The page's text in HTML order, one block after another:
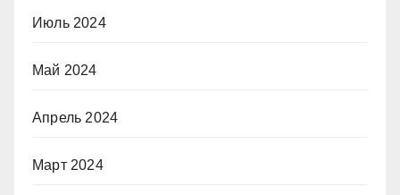
Июль 2024
Май 2024
Апрель 2024
Март 2024